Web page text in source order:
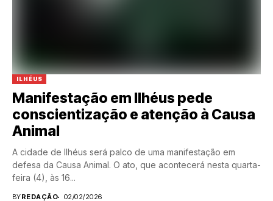
ILHÉUS
Manifestação em Ilhéus pede
conscientização e atenção à Causa
Animal
A cidade de Ilhéus será palco de uma manifestação em
defesa da Causa Animal. O ato, que acontecerá nesta quarta-
feira (4), às 16...
BYREDAÇÃO 02/02/2026